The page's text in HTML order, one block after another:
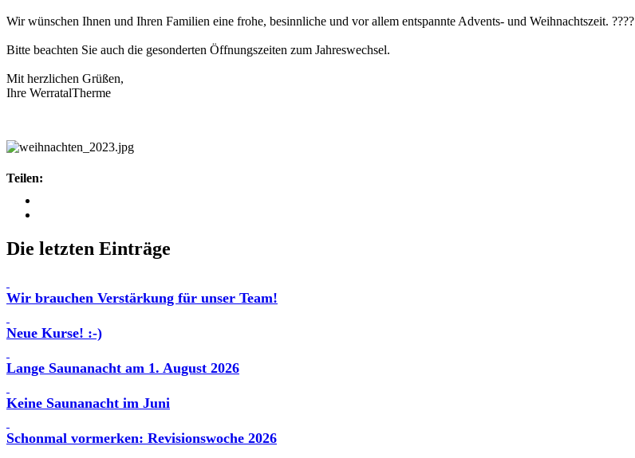
Wir wünschen Ihnen und Ihren Familien eine frohe, besinnliche und vor allem entspannte Advents- und Weihnachtszeit. ????
Bitte beachten Sie auch die gesonderten Öffnungszeiten zum Jahreswechsel.
Mit herzlichen Grüßen,
Ihre WerratalTherme
Teilen:
Die letzten Einträge
Wir brauchen Verstärkung für unser Team!
Neue Kurse! :-)
Lange Saunanacht am 1. August 2026
Keine Saunanacht im Juni
Schonmal vormerken: Revisionswoche 2026